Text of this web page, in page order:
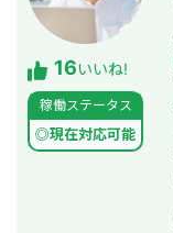
16いいね!
稼働ステータス
◎現在対応可能